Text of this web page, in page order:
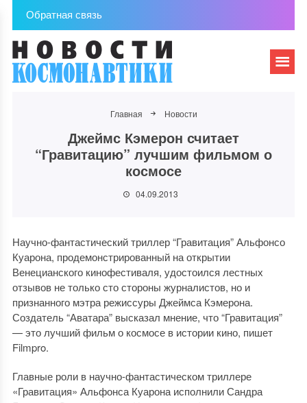
Обратная связь
Главная Новости
Джеймс Кэмерон считает
“Гравитацию” лучшим фильмом о
космосе
04.09.2013
Научно-фантастический триллер “Гравитация” Альфонсо
Куарона, продемонстрированный на открытии
Венецианского кинофестиваля, удостоился лестных
отзывов не только сто стороны журналистов, но и
признанного мэтра режиссуры Джеймса Кэмерона.
Создатель “Аватара” высказал мнение, что “Гравитация”
— это лучший фильм о космосе в истории кино, пишет
Filmpro.
Главные роли в научно-фантастическом триллере
«Гравитация» Альфонса Куарона исполнили Сандра